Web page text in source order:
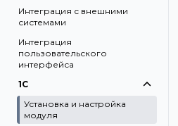
Интеграция с внешними
системами
Интеграция
пользовательского
интерфейса
1С
Установка и настройка
модуля